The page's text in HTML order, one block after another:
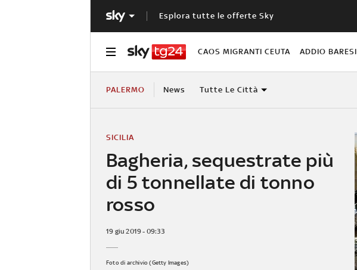
Esplora tutte le offerte Sky
CAOS MIGRANTI CEUTA ADDIO BARESI
PALERMO News Tutte Le Città
Bagheria, sequestrate più
di 5 tonnellate di tonno
rosso
SICILIA
19 giu 2019 - 09:33
Foto di archivio (Getty Images)